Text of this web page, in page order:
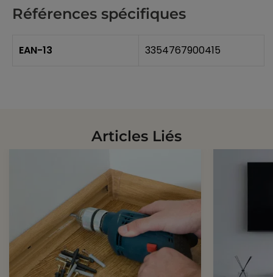
Références spécifiques
EAN-13 3354767900415
Articles Liés